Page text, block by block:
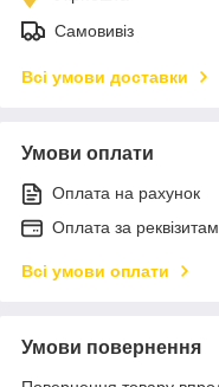
Самовивіз
Всі умови доставки
Умови оплати
Оплата на рахунок
Оплата за
Всі умови оплати
Умови повернення